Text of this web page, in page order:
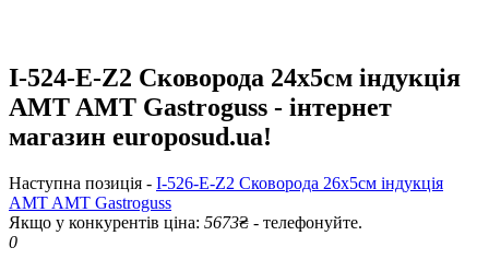
I-524-E-Z2 Сковорода 24х5см індукція
AMT AMT Gastroguss - інтернет
магазин europosud.ua!
Наступна позиція - I-526-E-Z2 Сковорода 26х5см індукція
AMT AMT Gastroguss
Якщо у конкурентів ціна: 5673₴ - телефонуйте.
0